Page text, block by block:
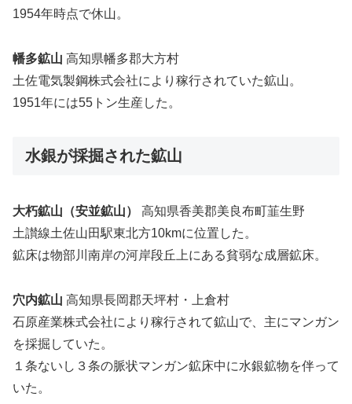
1954年時点で休山。
幡多鉱山 高知県幡多郡大方村
土佐電気製鋼株式会社により稼行されていた鉱山。
1951年には55トン生産した。
水銀が採掘された鉱山
大朽鉱山（安並鉱山）
高知県香美郡美良布町韮生野
土讃線土佐山田駅東北方10kmに位置した。
鉱床は物部川南岸の河岸段丘上にある貧弱な成層鉱床。
穴内鉱山 高知県長岡郡天坪村・上倉村
石原産業株式会社により稼行されて鉱山で、主にマンガン
を採掘していた。
１条ないし３条の脈状マンガン鉱床中に水銀鉱物を伴って
いた。